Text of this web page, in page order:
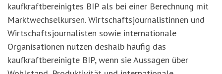
kaufkraftbereinigtes BIP als bei einer Berechnung mit
Marktwechselkursen. Wirtschaftsjournalistinnen und
Wirtschaftsjournalisten sowie internationale
Organisationen nutzen deshalb häufig das
kaufkraftbereinigte BIP, wenn sie Aussagen über